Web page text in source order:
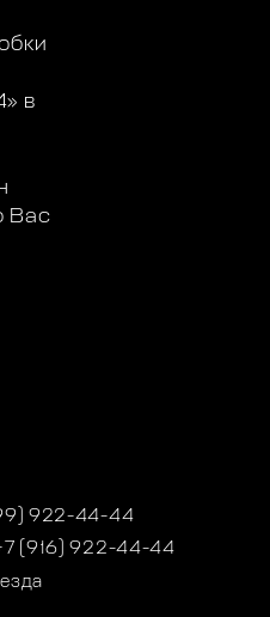
в
Вас
922-44-44
(916) 922-44-44